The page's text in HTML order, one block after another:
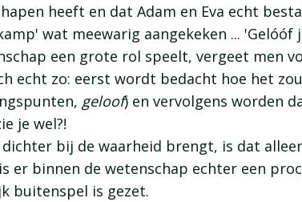
heeft en dat Adam en Eva echt
wat meewarig aangekeken ... 'Gelóóf
een grote rol speelt, vergeet men
echt zo: eerst wordt bedacht hoe het
geloof) en vervolgens worden
je wel?!
bij de waarheid brengt, is dat
er binnen de wetenschap echter een
buitenspel is gezet.